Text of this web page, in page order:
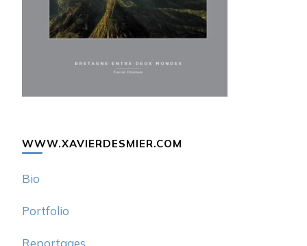
WWW.XAVIERDESMIER.COM
Bio
Portfolio
Reportages